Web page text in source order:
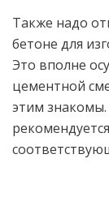
Также надо
бетоне для
Это вполне
цементной
этим знакомы.